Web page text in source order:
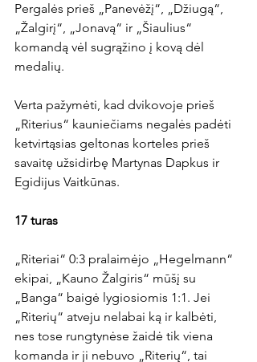
Pergalės prieš „Panevėžį“, „Džiugą“,
„Žalgirį“, „Jonavą“ ir „Šiaulius“
komandą vėl sugrąžino į kovą dėl
medalių.
Verta pažymėti, kad dvikovoje prieš
„Riterius“ kauniečiams negalės padėti
ketvirtąsias geltonas korteles prieš
savaitę užsidirbę Martynas Dapkus ir
Egidijus Vaitkūnas.
17 turas
„Riteriai“ 0:3 pralaimėjo „Hegelmann“
ekipai, „Kauno Žalgiris“ mūšį su
„Banga“ baigė lygiosiomis 1:1. Jei
„Riterių“ atveju nelabai ką ir kalbėti,
nes tose rungtynėse žaidė tik viena
komanda ir ji nebuvo „Riterių“, tai